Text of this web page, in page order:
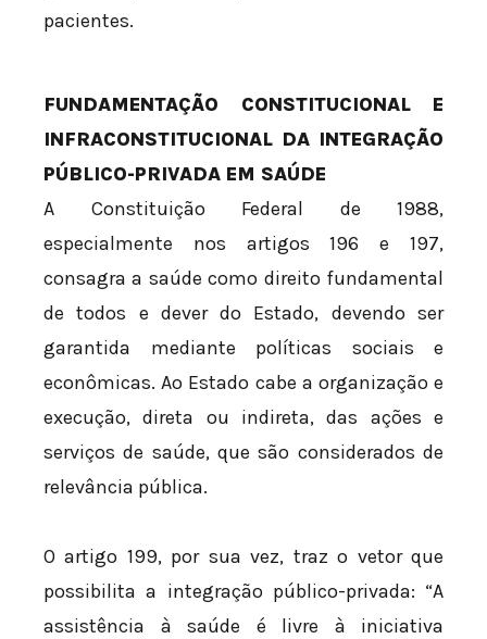
pacientes.
FUNDAMENTAÇÃO CONSTITUCIONAL E
INFRACONSTITUCIONAL DA INTEGRAÇÃO
PÚBLICO-PRIVADA EM SAÚDE
A Constituição Federal de 1988,
especialmente nos artigos 196 e 197,
consagra a saúde como direito fundamental
de todos e dever do Estado, devendo ser
garantida mediante políticas sociais e
econômicas. Ao Estado cabe a organização e
execução, direta ou indireta, das ações e
serviços de saúde, que são considerados de
relevância pública.
O artigo 199, por sua vez, traz o vetor que
possibilita a integração público-privada: “A
assistência à saúde é livre à iniciativa